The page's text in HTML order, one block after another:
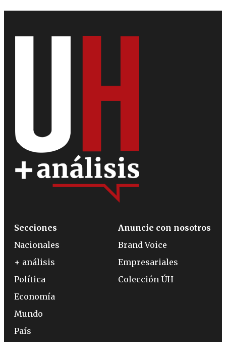
Secciones
Nacionales
+ análisis
Política
Economía
Mundo
País
Anuncie con nosotros
Brand Voice
Empresariales
Colección ÚH